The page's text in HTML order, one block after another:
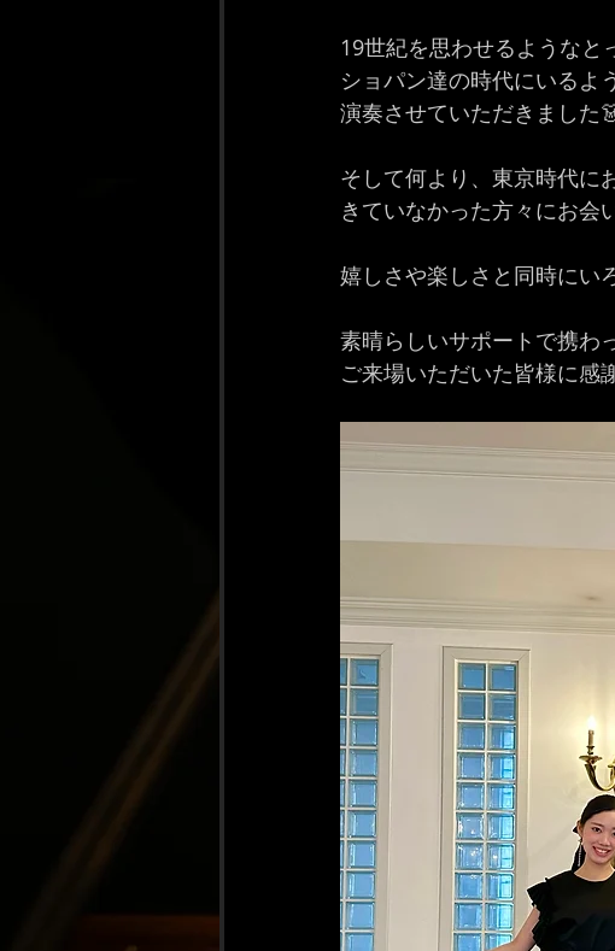
19世紀を思わせるようなと
ショパン達の時代にいるよ
演奏させていただきました
そして何より、東京時代に
きていなかった方々にお
嬉しさや楽しさと同時にい
素晴らしいサポートで携わ
ご来場いただいた皆様に感